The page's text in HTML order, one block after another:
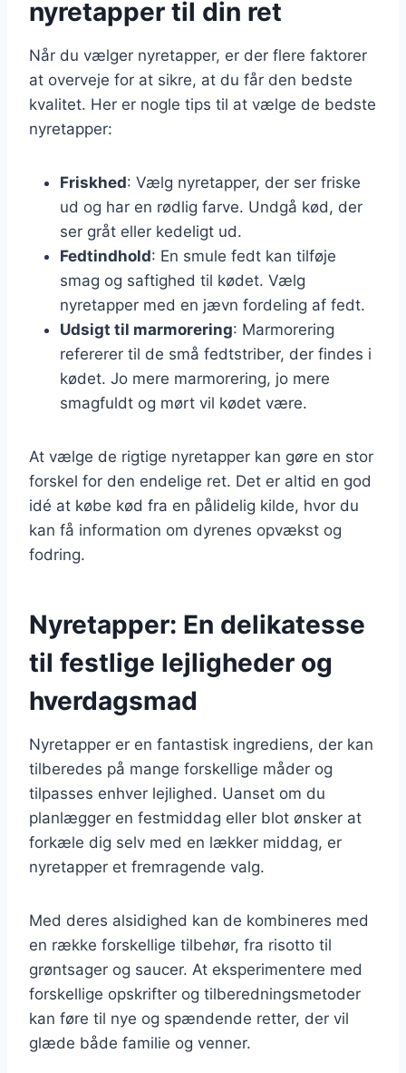
nyretapper til din ret
Når du vælger nyretapper, er der flere faktorer
at overveje for at sikre, at du får den bedste
kvalitet. Her er nogle tips til at vælge de bedste
nyretapper:
Friskhed: Vælg nyretapper, der ser friske
ud og har en rødlig farve. Undgå kød, der
ser gråt eller kedeligt ud.
Fedtindhold: En smule fedt kan tilføje
smag og saftighed til kødet. Vælg
nyretapper med en jævn fordeling af fedt.
Udsigt til marmorering: Marmorering
refererer til de små fedtstriber, der findes i
kødet. Jo mere marmorering, jo mere
smagfuldt og mørt vil kødet være.
At vælge de rigtige nyretapper kan gøre en stor
forskel for den endelige ret. Det er altid en god
idé at købe kød fra en pålidelig kilde, hvor du
kan få information om dyrenes opvækst og
fodring.
Nyretapper: En delikatesse
til festlige lejligheder og
hverdagsmad
Nyretapper er en fantastisk ingrediens, der kan
tilberedes på mange forskellige måder og
tilpasses enhver lejlighed. Uanset om du
planlægger en festmiddag eller blot ønsker at
forkæle dig selv med en lækker middag, er
nyretapper et fremragende valg.
Med deres alsidighed kan de kombineres med
en række forskellige tilbehør, fra risotto til
grøntsager og saucer. At eksperimentere med
forskellige opskrifter og tilberedningsmetoder
kan føre til nye og spændende retter, der vil
glæde både familie og venner.